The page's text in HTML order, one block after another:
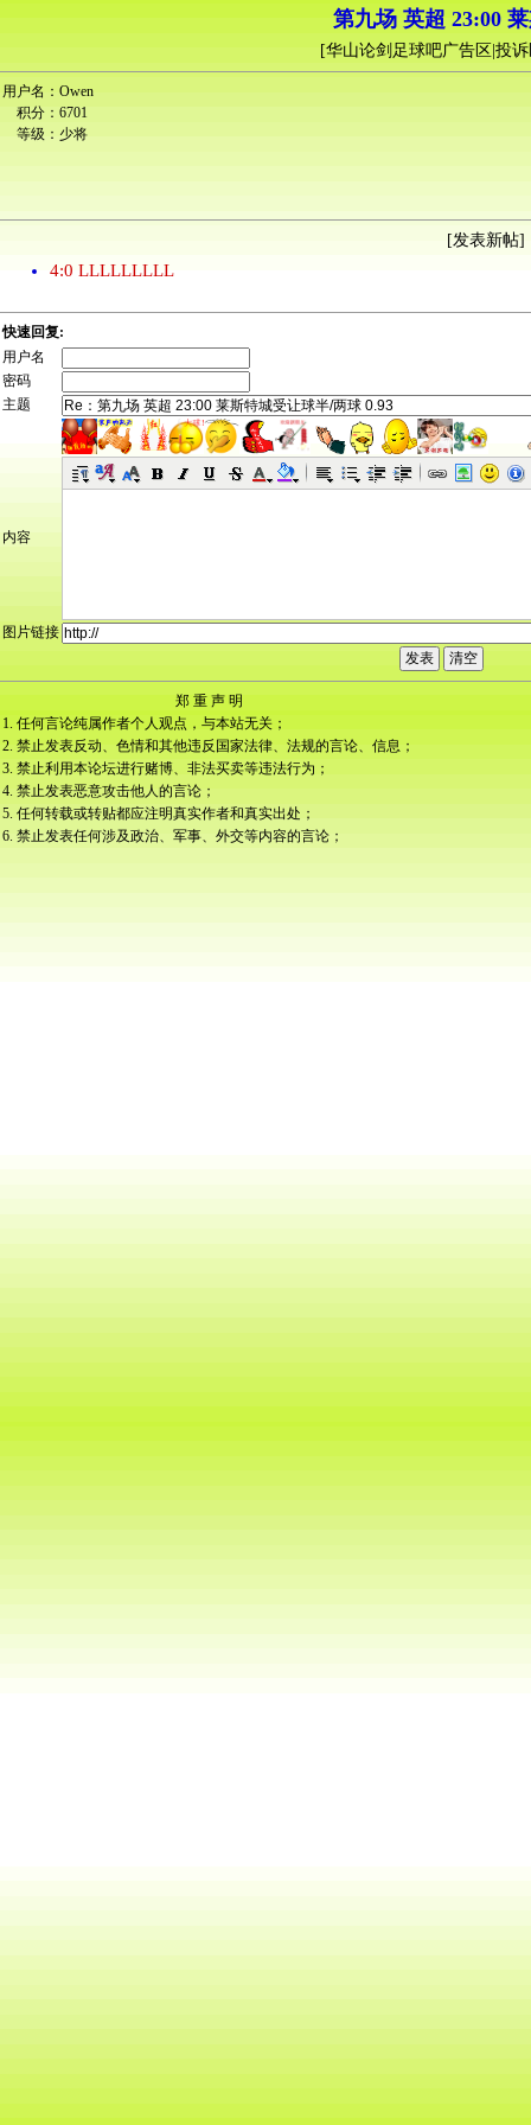
第九场 英超 23:00
[华山论剑足球吧广告区|投
用户名： Owen
积分： 6701
等级： 少将
[发表新帖]
4:0 LLLLLLLLL
快速回复:
用户名
密码
主题
内容
图片链接
郑 重 声 明
1. 任何言论纯属作者个人观点，与本站无关；
2. 禁止发表反动、色情和其他违反国家法律、法规的言论、信息；
3. 禁止利用本论坛进行赌博、非法买卖等违法行为；
4. 禁止发表恶意攻击他人的言论；
5. 任何转载或转贴都应注明真实作者和真实出处；
6. 禁止发表任何涉及政治、军事、外交等内容的言论；